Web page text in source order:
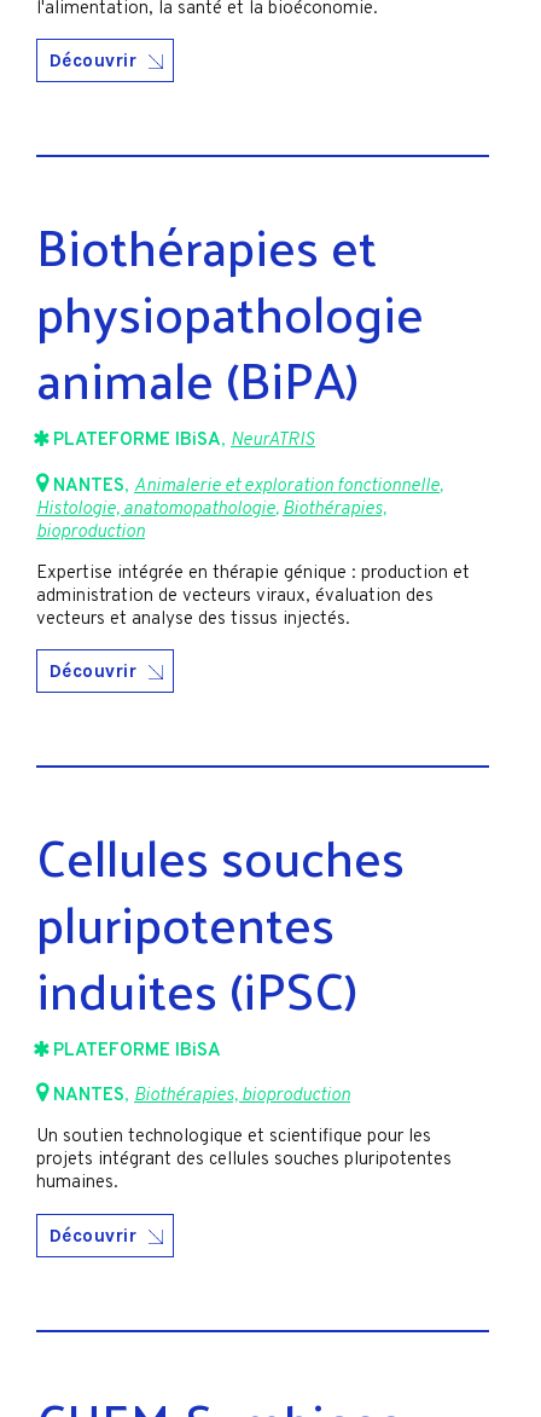
l'alimentation, la santé et la bioéconomie.
Découvrir
Biothérapies et
physiopathologie
animale (BiPA)
PLATEFORME IBiSA, NeurATRIS
NANTES, Animalerie et exploration fonctionnelle,
Histologie, anatomopathologie, Biothérapies,
bioproduction
Expertise intégrée en thérapie génique : production et
administration de vecteurs viraux, évaluation des
vecteurs et analyse des tissus injectés.
Découvrir
Cellules souches
pluripotentes
induites (iPSC)
PLATEFORME IBiSA
NANTES, Biothérapies, bioproduction
Un soutien technologique et scientifique pour les
projets intégrant des cellules souches pluripotentes
humaines.
Découvrir